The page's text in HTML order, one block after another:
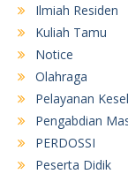
Ilmiah Residen
Kuliah Tamu
Notice
Olahraga
Pelayanan
Pengabdian
PERDOSSI
Peserta Didik